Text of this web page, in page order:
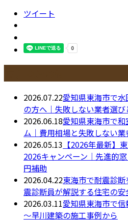
ツイート
2026.07.22愛知県東海市で
の方へ｜失敗しない業者選
2026.06.18愛知県東海市で
ム｜費用相場と失敗しない
2026.05.13 【2026年最新】
2026キャンペーン｜先進的
円補助
2026.04.22東海市で耐震診
震診断員が解説する住宅の安
2026.03.11愛知県東海市で
～早川建築の施工事例から